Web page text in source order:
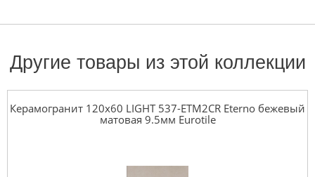
Другие товары из этой коллекции
Керамогранит 120x60 LIGHT 537-ETM2CR Eterno бежевый
матовая 9.5мм Eurotile